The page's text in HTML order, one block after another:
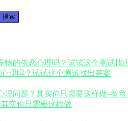
搜索
理吗？试试这个测试找出答案
实你只需要这样做